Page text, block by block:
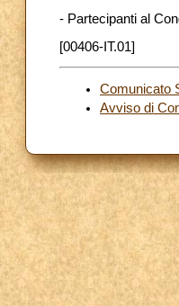
- Partecipanti al
[00406-IT.01]
Comunicato
Avviso di